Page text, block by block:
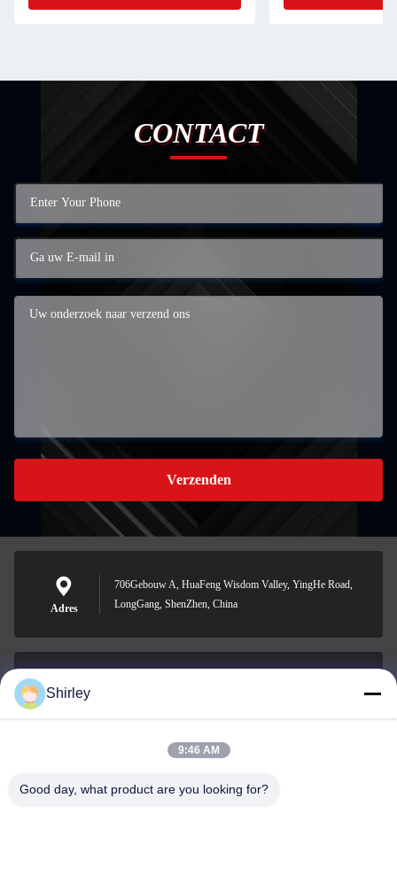
CONTACT
Verzenden
Adres
706Gebouw A, HuaFeng Wisdom Valley, YingHe Road,
LongGang, ShenZhen, China
0086-18148506772
Shirley
9:46 AM
Good day, what product are you looking for?